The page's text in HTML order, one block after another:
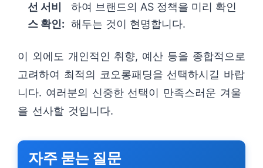
선 서비
스 확인:
하여 브랜드의 AS 정책을 미리 확인
해두는 것이 현명합니다.
이 외에도 개인적인 취향, 예산 등을 종합적으로
고려하여 최적의 코오롱패딩을 선택하시길 바랍
니다. 여러분의 신중한 선택이 만족스러운 겨울
을 선사할 것입니다.
자주 묻는 질문